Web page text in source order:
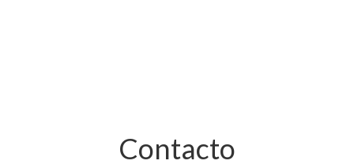
Contacto